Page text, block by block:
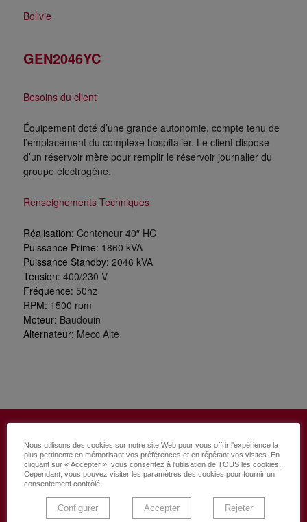
Bolivie
GEN2046YC
Besoins du client
Équipement doté d’une grande autonomie, compte tenu de
l’emplacement du complexe hospitalier. Le client dispose
d’un réservoir mère pour remplir le réservoir journalier du
groupe électrogène.
Renseignements Techniques
Réalisation: Conteneur 40″ HC
Puissance Prime: 1860 kVA
Puissance Standby: 2046 kVA
Tension: 400/230 V
Fréquence: 50hz
RPM: 1500 rpm
Moteur: Baudouin
Alternateur: Mecc Alte
Découvrez plus de
projets de Genesal
Energy
Nous utilisons des cookies sur notre site Web pour vous offrir l'expérience la
plus pertinente en mémorisant vos préférences et en répétant vos visites. En
cliquant sur « Accepter », vous consentez à l'utilisation de TOUS les cookies.
Cependant, vous pouvez visiter les paramètres des cookies pour fournir un
consentement contrôlé.
Configurer Accepter Rejeter